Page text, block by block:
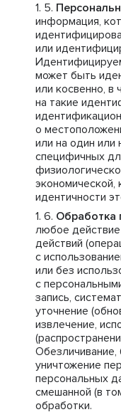
информация,
или
может быть
или косвенно, в
на такие
о
или на один или
специфичных
экономической,
идентичности
Обработка
любое действие
действий
с
или без
с
запись,
уточнение
извлечение,
Обезличивание,
уничтожение
персональных
смешанной (в
обработки.